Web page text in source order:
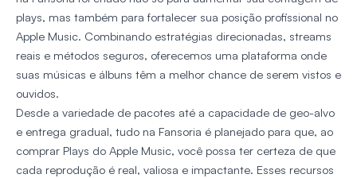
plays, mas também para fortalecer sua posição profissional no
Apple Music. Combinando estratégias direcionadas, streams
reais e métodos seguros, oferecemos uma plataforma onde
suas músicas e álbuns têm a melhor chance de serem vistos e
ouvidos.
Desde a variedade de pacotes até a capacidade de geo-alvo
e entrega gradual, tudo na Fansoria é planejado para que, ao
comprar Plays do Apple Music, você possa ter certeza de que
cada reprodução é real, valiosa e impactante. Esses recursos